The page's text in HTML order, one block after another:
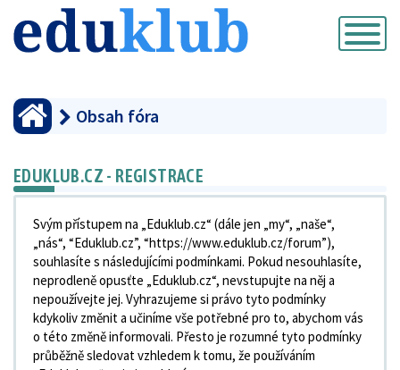
Přepnout
navigaci
Obsah fóra
EDUKLUB.CZ - REGISTRACE
Svým přístupem na „Eduklub.cz“ (dále jen „my“, „naše“,
„nás“, “Eduklub.cz”, “https://www.eduklub.cz/forum”),
souhlasíte s následujícími podmínkami. Pokud nesouhlasíte,
neprodleně opusťte „Eduklub.cz“, nevstupujte na něj a
nepoužívejte jej. Vyhrazujeme si právo tyto podmínky
kdykoliv změnit a učiníme vše potřebné pro to, abychom vás
o této změně informovali. Přesto je rozumné tyto podmínky
průběžně sledovat vzhledem k tomu, že používáním